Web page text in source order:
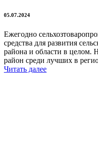
05.07.2024
Ежегодно
средства для развития
района и области в целом.
район среди лучших в
Читать далее